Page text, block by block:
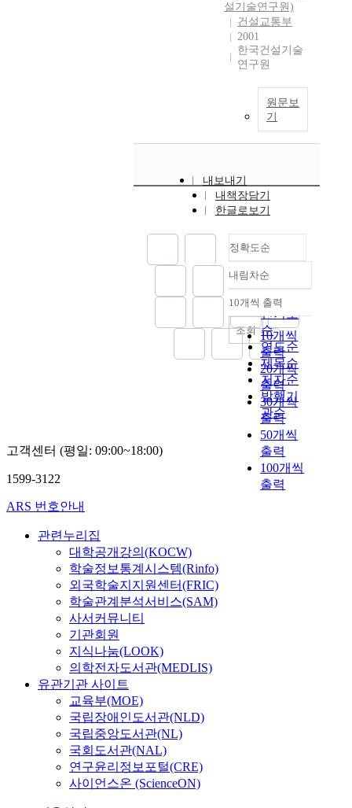
설기술연구원)
건설교통부
2001
한국건설기술
연구원
원문보
기
내보내기
내책장담기
한글로보기
정확도순
정확도
순
인기도
순
연도순
제목순
저자순
발행기
관순
내림차순
내림차순
10개씩 출력
10개씩
출력
20개씩
출력
30개씩
출력
50개씩
출력
100개씩
출력
조회
고객센터 (평일: 09:00~18:00)
1599-3122
ARS 번호안내
관련누리집
대학공개강의(KOCW)
학술정보통계시스템(Rinfo)
외국학술지지원센터(FRIC)
학술관계분석서비스(SAM)
사서커뮤니티
기관회원
지식나눔(LOOK)
의학전자도서관(MEDLIS)
유관기관 사이트
교육부(MOE)
국립장애인도서관(NLD)
국립중앙도서관(NL)
국회도서관(NAL)
연구윤리정보포털(CRE)
사이언스온 (ScienceON)